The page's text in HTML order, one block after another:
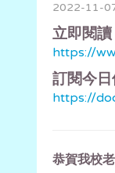
2022-11-
立即閱讀
https://
訂閱今日
https://
恭賀我校